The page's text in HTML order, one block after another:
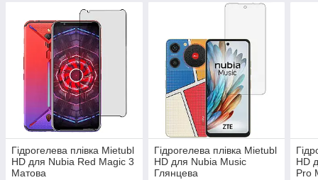
Гідрогелева плівка Mietubl
HD для Nubia Red Magic 3
Матова
Гідрогелева плівка Mietubl
HD для Nubia Music
Глянцева
HD
Pro